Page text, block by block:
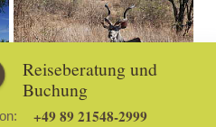
Reiseberatung und
Buchung
Telefon: +49 89 21548-2999